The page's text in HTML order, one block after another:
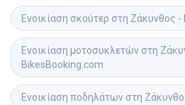
Ενοικίαση σκούτερ στη Ζάκυνθος
Ενοικίαση μοτοσυκλετών στη
BikesBooking.com
Ενοικίαση ποδηλάτων στη